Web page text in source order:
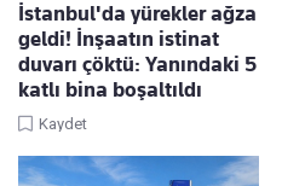
İstanbul'da yürekler ağza
geldi! İnşaatın istinat
duvarı çöktü: Yanındaki 5
katlı bina boşaltıldı
Kaydet